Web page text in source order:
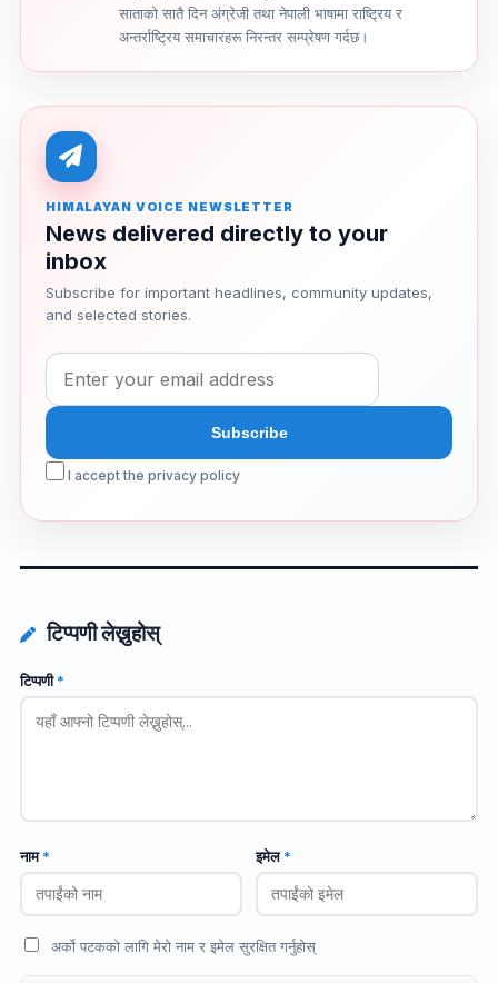
साताको सातै दिन अंग्रेजी तथा नेपाली भाषामा राष्ट्रिय र
अन्तर्राष्ट्रिय समाचारहरू निरन्तर सम्प्रेषण गर्दछ।
HIMALAYAN VOICE NEWSLETTER
News delivered directly to your
inbox
Subscribe for important headlines, community updates,
and selected stories.
I accept the privacy policy
टिप्पणी लेख्नुहोस्
टिप्पणी*
नाम* इमेल*
अर्को पटकको लागि मेरो नाम र इमेल सुरक्षित गर्नुहोस्